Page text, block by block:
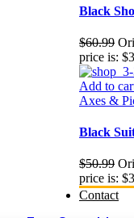
Black
$60.99
price is:
Add to
Axes &
Black
$50.99
price is:
Contact